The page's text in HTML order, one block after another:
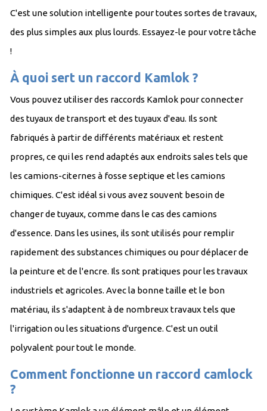
C'est une solution intelligente pour toutes sortes de travaux,
des plus simples aux plus lourds. Essayez-le pour votre tâche
!
À quoi sert un raccord Kamlok ?
Vous pouvez utiliser des raccords Kamlok pour connecter
des tuyaux de transport et des tuyaux d'eau. Ils sont
fabriqués à partir de différents matériaux et restent
propres, ce qui les rend adaptés aux endroits sales tels que
les camions-citernes à fosse septique et les camions
chimiques. C'est idéal si vous avez souvent besoin de
changer de tuyaux, comme dans le cas des camions
d'essence. Dans les usines, ils sont utilisés pour remplir
rapidement des substances chimiques ou pour déplacer de
la peinture et de l'encre. Ils sont pratiques pour les travaux
industriels et agricoles. Avec la bonne taille et le bon
matériau, ils s'adaptent à de nombreux travaux tels que
l'irrigation ou les situations d'urgence. C'est un outil
polyvalent pour tout le monde.
Comment fonctionne un raccord camlock
?